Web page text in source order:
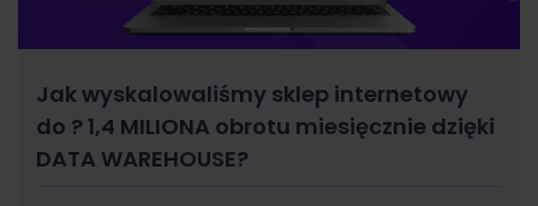
Jak wyskalowaliśmy sklep internetowy
do ? 1,4 MILIONA obrotu miesięcznie dzięki
DATA WAREHOUSE?